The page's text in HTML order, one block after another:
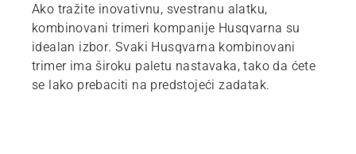
Ako tražite inovativnu, svestranu alatku,
kombinovani trimeri kompanije Husqvarna su
idealan izbor. Svaki Husqvarna kombinovani
trimer ima široku paletu nastavaka, tako da ćete
se lako prebaciti na predstojeći zadatak.